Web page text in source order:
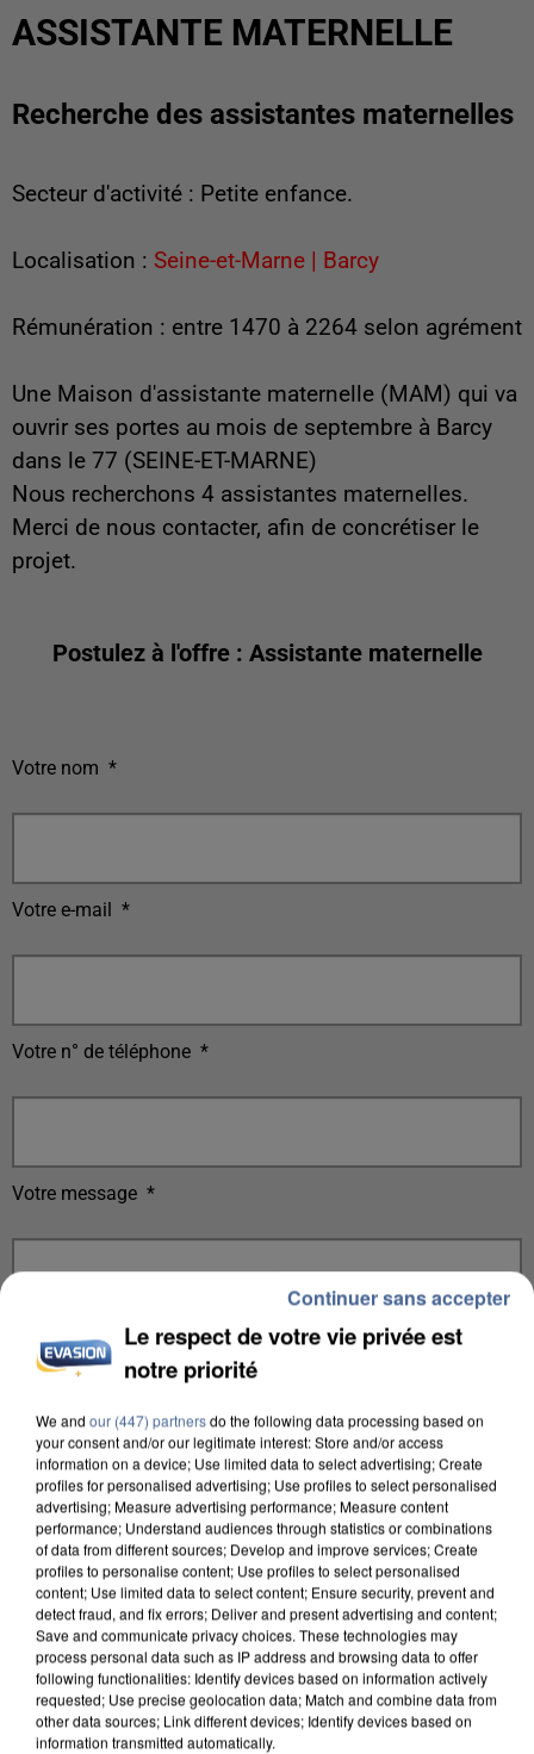
ASSISTANTE MATERNELLE
Recherche des assistantes maternelles
Secteur d'activité : Petite enfance.
Localisation : Seine-et-Marne | Barcy
Rémunération : entre 1470 à 2264 selon agrément
Une Maison d'assistante maternelle (MAM) qui va
ouvrir ses portes au mois de septembre à Barcy
dans le 77 (SEINE-ET-MARNE)
Nous recherchons 4 assistantes maternelles.
Merci de nous contacter, afin de concrétiser le
projet.
Postulez à l'offre : Assistante maternelle
Votre nom *
Votre e-mail *
Votre n° de téléphone *
Votre message *
Taille maximum : 500 caractères
Votre CV
L'upload de fichier est limité à 2Mo pour les images et PDF et 5Mo pour les
audios.
Votre lettre de motivation
L'upload de fichier est limité à 2Mo pour les images et PDF et 5Mo pour les
audios.
Le respect de votre vie privée est
notre priorité
We and our (447) partnersdo the following data processing based on
your consent and/or our legitimate interest: Store and/or access
information on a device; Use limited data to select advertising; Create
profiles for personalised advertising; Use profiles to select personalised
advertising; Measure advertising performance; Measure content
performance; Understand audiences through statistics or combinations
of data from different sources; Develop and improve services; Create
profiles to personalise content; Use profiles to select personalised
content; Use limited data to select content; Ensure security, prevent and
detect fraud, and fix errors; Deliver and present advertising and content;
Save and communicate privacy choices. These technologies may
process personal data such as IP address and browsing data to offer
following functionalities: Identify devices based on information actively
requested; Use precise geolocation data; Match and combine data from
other data sources; Link different devices; Identify devices based on
information transmitted automatically.
Continuer sans accepter